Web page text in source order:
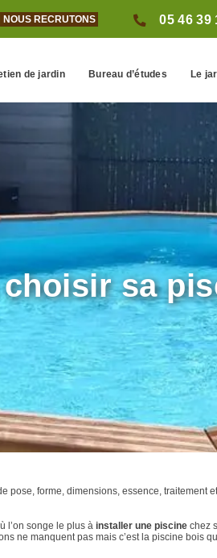
NOUS RECRUTONS 05 46 39
de jardin Bureau d’études Le
sa
pose, forme, dimensions, essence, traitement
l’on songe le plus à installer une piscinechez
ne manquent pas mais c’est la piscine bois